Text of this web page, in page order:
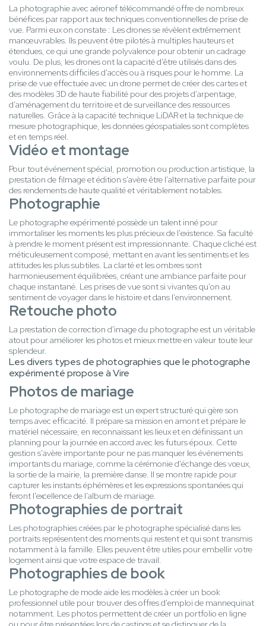
La photographie avec aéronef télécommandé offre de nombreux
bénéfices par rapport aux techniques conventionnelles de prise de
vue. Parmi eux on constate : Les drones se révèlent extrêmement
manœuvrables. Ils peuvent être pilotés à multiples hauteurs et
étendues, ce qui une grande polyvalence pour obtenir un cadrage
voulu. De plus, les drones ont la capacité d'être utilisés dans des
environnements difficiles d'accès ou à risques pour le homme. La
prise de vue effectuée avec un drone permet de créer des cartes et
des modèles 3D de haute fiabilité pour des projets d'arpentage,
d'aménagement du territoire et de surveillance des ressources
naturelles. Grâce à la capacité technique LiDAR et la technique de
mesure photographique, les données géospatiales sont complètes
et en temps réel.
Vidéo et montage
Pour tout événement spécial, promotion ou production artistique, la
prestation de filmage et édition s'avère être l'alternative parfaite pour
des rendements de haute qualité et véritablement notables.
Photographie
Le photographe expérimenté possède un talent inné pour
immortaliser les moments les plus précieux de l'existence. Sa faculté
à prendre le moment présent est impressionnante. Chaque cliché est
méticuleusement composé, mettant en avant les sentiments et les
attitudes les plus subtiles. La clarté et les ombres sont
harmonieusement équilibrées, créant une ambiance parfaite pour
chaque instantané. Les prises de vue sont si vivantes qu'on au
sentiment de voyager dans le histoire et dans l'environnement.
Retouche photo
La prestation de correction d'image du photographe est un véritable
atout pour améliorer les photos et mieux mettre en valeur toute leur
splendeur.
Les divers types de photographies que le photographe
expérimenté propose à Vire
Photos de mariage
Le photographe de mariage est un expert structuré qui gère son
temps avec efficacité. Il prépare sa mission en amont et prépare le
matériel nécessaire, en reconnaissant les lieux et en définissant un
planning pour la journée en accord avec les futurs époux. Cette
gestion s'avère importante pour ne pas manquer les événements
importants du mariage, comme la cérémonie d'échange des vœux,
la sortie de la mairie, la première danse. Il se montre rapide pour
capturer les instants éphémères et les expressions spontanées qui
feront l'excellence de l'album de mariage.
Photographies de portrait
Les photographies créées par le photographe spécialisé dans les
portraits représentent des moments qui restent et qui sont transmis
notamment à la famille. Elles peuvent être utiles pour embellir votre
logement ainsi que votre espace de travail.
Photographies de book
Le photographe de mode aide les modèles à créer un book
professionnel utile pour trouver des offres d'emploi de mannequinat
notamment. Les photos permettent de créer un portfolio en ligne